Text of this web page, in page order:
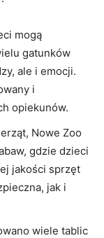
mogą
gatunków
ale ⁣i emocji.
i
opiekunów.
Nowe​ Zoo
gdzie dzieci
jakości sprzęt
jak i
wiele ⁤tablic